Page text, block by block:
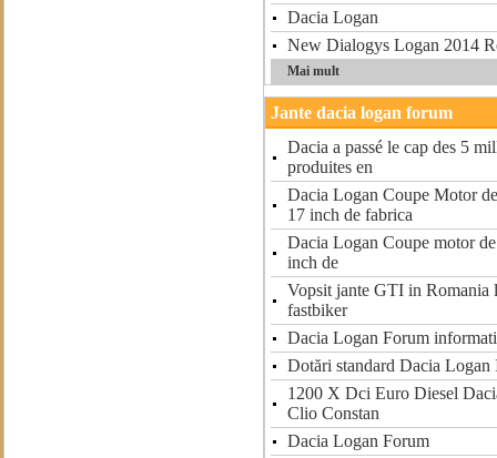
Dacia Logan
New Dialogys Logan 2014
Mai mult
Jante dacia logan forum
Dacia a passé le cap des 5
produites en
Dacia Logan Coupe Motor
17 inch de fabrica
Dacia Logan Coupe motor
inch de
Vopsit jante GTI in Romania
fastbiker
Dacia Logan Forum
Dotări standard Dacia
1200 X Dci Euro Diesel
Clio Constan
Dacia Logan Forum